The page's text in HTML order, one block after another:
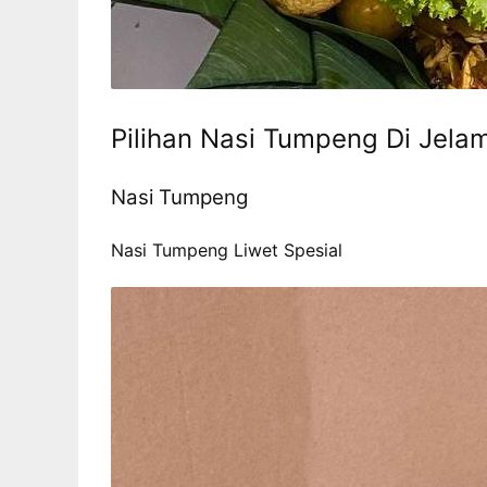
Pilihan Nasi Tumpeng Di
Nasi Tumpeng
Nasi Tumpeng Liwet Spesial